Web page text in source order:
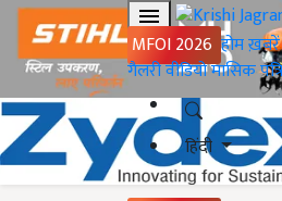
MFOI 2026 होमख़बरें
गैलरीवीडियोमासिक
हिंदी